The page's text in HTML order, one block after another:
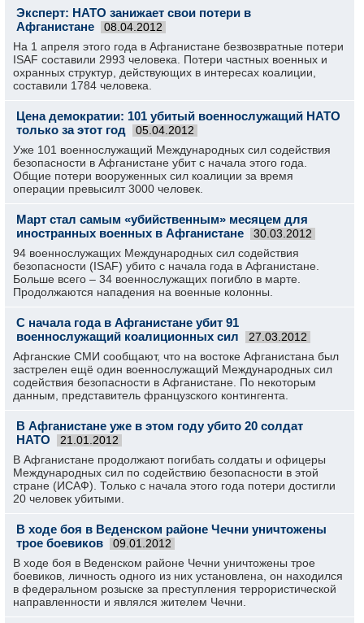
Эксперт: НАТО занижает свои потери в
Афганистане
08.04.2012
На 1 апреля этого года в Афганистане безвозвратные потери
ISAF составили 2993 человека. Потери частных военных и
охранных структур, действующих в интересах коалиции,
составили 1784 человека.
Цена демократии: 101 убитый военнослужащий НАТО
только за этот год
05.04.2012
Уже 101 военнослужащий Международных сил содействия
безопасности в Афганистане убит с начала этого года.
Общие потери вооруженных сил коалиции за время
операции превысилт 3000 человек.
Март стал самым «убийственным» месяцем для
иностранных военных в Афганистане
30.03.2012
94 военнослужащих Международных сил содействия
безопасности (ISAF) убито с начала года в Афганистане.
Больше всего – 34 военнослужащих погибло в марте.
Продолжаются нападения на военные колонны.
С начала года в Афганистане убит 91
военнослужащий коалиционных сил
27.03.2012
Афганские СМИ сообщают, что на востоке Афганистана был
застрелен ещё один военнослужащий Международных сил
содействия безопасности в Афганистане. По некоторым
данным, представитель французского контингента.
В Афганистане уже в этом году убито 20 солдат
НАТО
21.01.2012
В Афганистане продолжают погибать солдаты и офицеры
Международных сил по содействию безопасности в этой
стране (ИСАФ). Только с начала этого года потери достигли
20 человек убитыми.
В ходе боя в Веденском районе Чечни уничтожены
трое боевиков
09.01.2012
В ходе боя в Веденском районе Чечни уничтожены трое
боевиков, личность одного из них установлена, он находился
в федеральном розыске за преступления террористической
направленности и являлся жителем Чечни.